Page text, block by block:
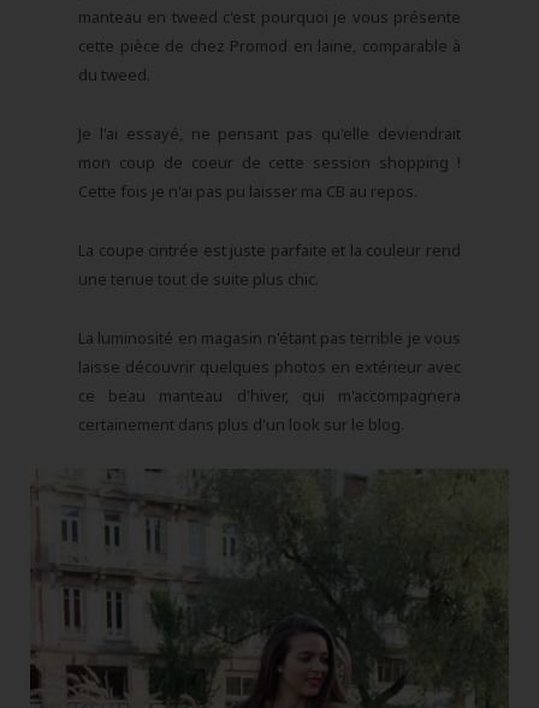
manteau en tweed c'est pourquoi je vous présente
cette pièce de chez Promod en laine, comparable à
du tweed.
Je l'ai essayé, ne pensant pas qu'elle deviendrait
mon coup de coeur de cette session shopping !
Cette fois je n'ai pas pu laisser ma CB au repos.
La coupe cintrée est juste parfaite et la couleur rend
une tenue tout de suite plus chic.
La luminosité en magasin n'étant pas terrible je vous
laisse découvrir quelques photos en extérieur avec
ce beau manteau d'hiver, qui m'accompagnera
certainement dans plus d'un look sur le blog.